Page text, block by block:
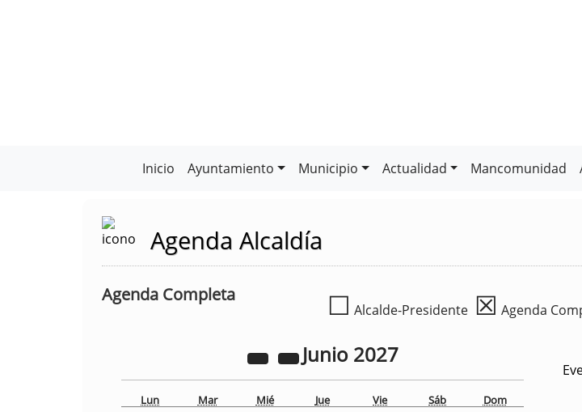
Inicio Ayuntamiento Municipio Actualidad Mancomunidad
Agenda Alcaldía
Agenda Completa ☐ Alcalde-Presidente ☒ Agenda
Junio 2027
Lun Mar Mié Jue Vie Sáb Dom